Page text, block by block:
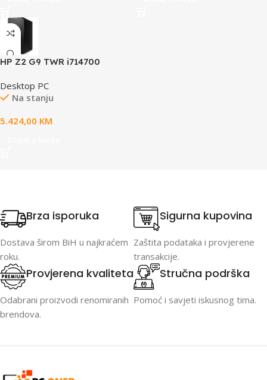
HP Z2 G9 TWR i714700
11 pro,RTX2000 ADA,Wlan,
periferija
Desktop PC
Na stanju
5.424,00 KM
Brza isporuka
Dostava širom BiH u najkraćem
roku.
Sigurna kupovina
Zaštita podataka i provjerene
transakcije.
Provjerena kvaliteta
Odabrani proizvodi renomiranih
brendova.
Stručna podrška
Pomoć i savjeti iskusnog tima.